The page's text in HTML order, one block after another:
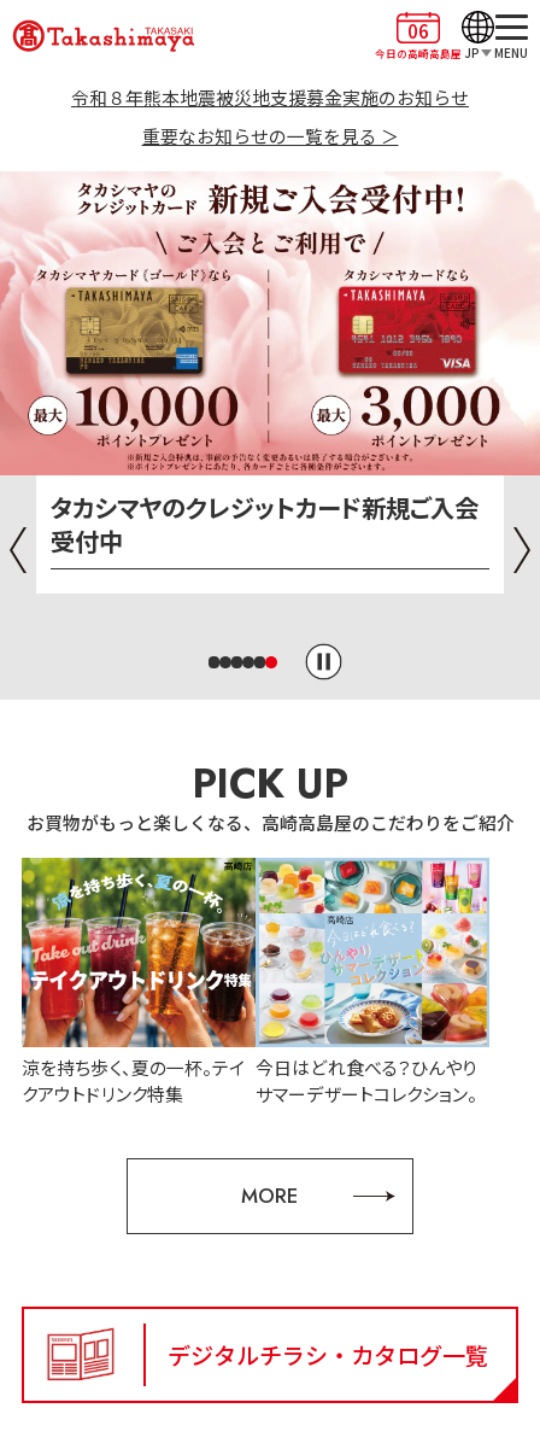
06
今日の高崎高島屋 JP MENU
令和８年熊本地震被災地支援募金実施のお知らせ
重要なお知らせの一覧を見る ＞
タカシマヤのクレジットカード新規ご入会
受付中
PICK UP
お買物がもっと楽しくなる、高崎高島屋のこだわりをご紹介
涼を持ち歩く、夏の一杯。テイ
クアウトドリンク特集
今日はどれ食べる？ひんやり
サマーデザートコレクション。
MORE
デジタルチラシ・カタログ一覧